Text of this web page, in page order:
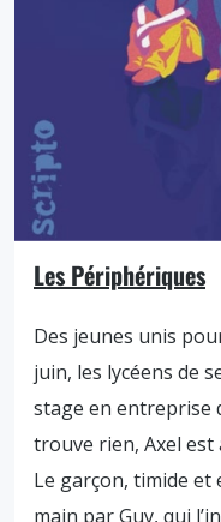
Les Périphériques
Des jeunes unis
juin, les lycéens de
stage en entreprise
trouve rien, Axel est
Le garçon, timide et
main par Guy, qui